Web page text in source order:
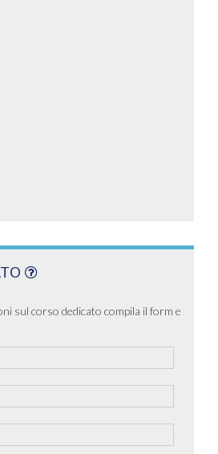
sul corso dedicato compila il form e